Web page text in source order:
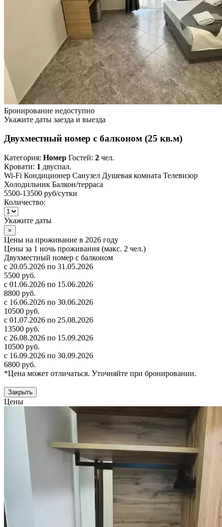
Бронирование недоступно
Укажите даты заезда и выезда
Двухместный номер с балконом (25 кв.м)
Категория: Номер Гостей: 2 чел.
Кровати: 1 двуспал.
Wi-Fi Кондиционер Санузел Душевая комната Телевизор
Холодильник Балкон/терраса
5500-13500 руб/сутки
Количество:
Укажите даты
×
Цены на проживание в 2026 году
Цены за 1 ночь проживания (макс. 2 чел.)
Двухместный номер с балконом
с 20.05.2026 по 31.05.2026
5500 руб.
с 01.06.2026 по 15.06.2026
8800 руб.
с 16.06.2026 по 30.06.2026
10500 руб.
с 01.07.2026 по 25.08.2026
13500 руб.
с 26.08.2026 по 15.09.2026
10500 руб.
с 16.09.2026 по 30.09.2026
6800 руб.
*Цена может отличаться. Уточняйте при бронировании.
Закрыть
Цены